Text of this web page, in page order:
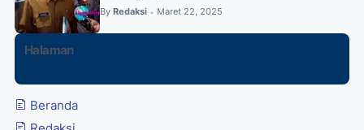
By Redaksi • Maret 22, 2025
Halaman
Beranda